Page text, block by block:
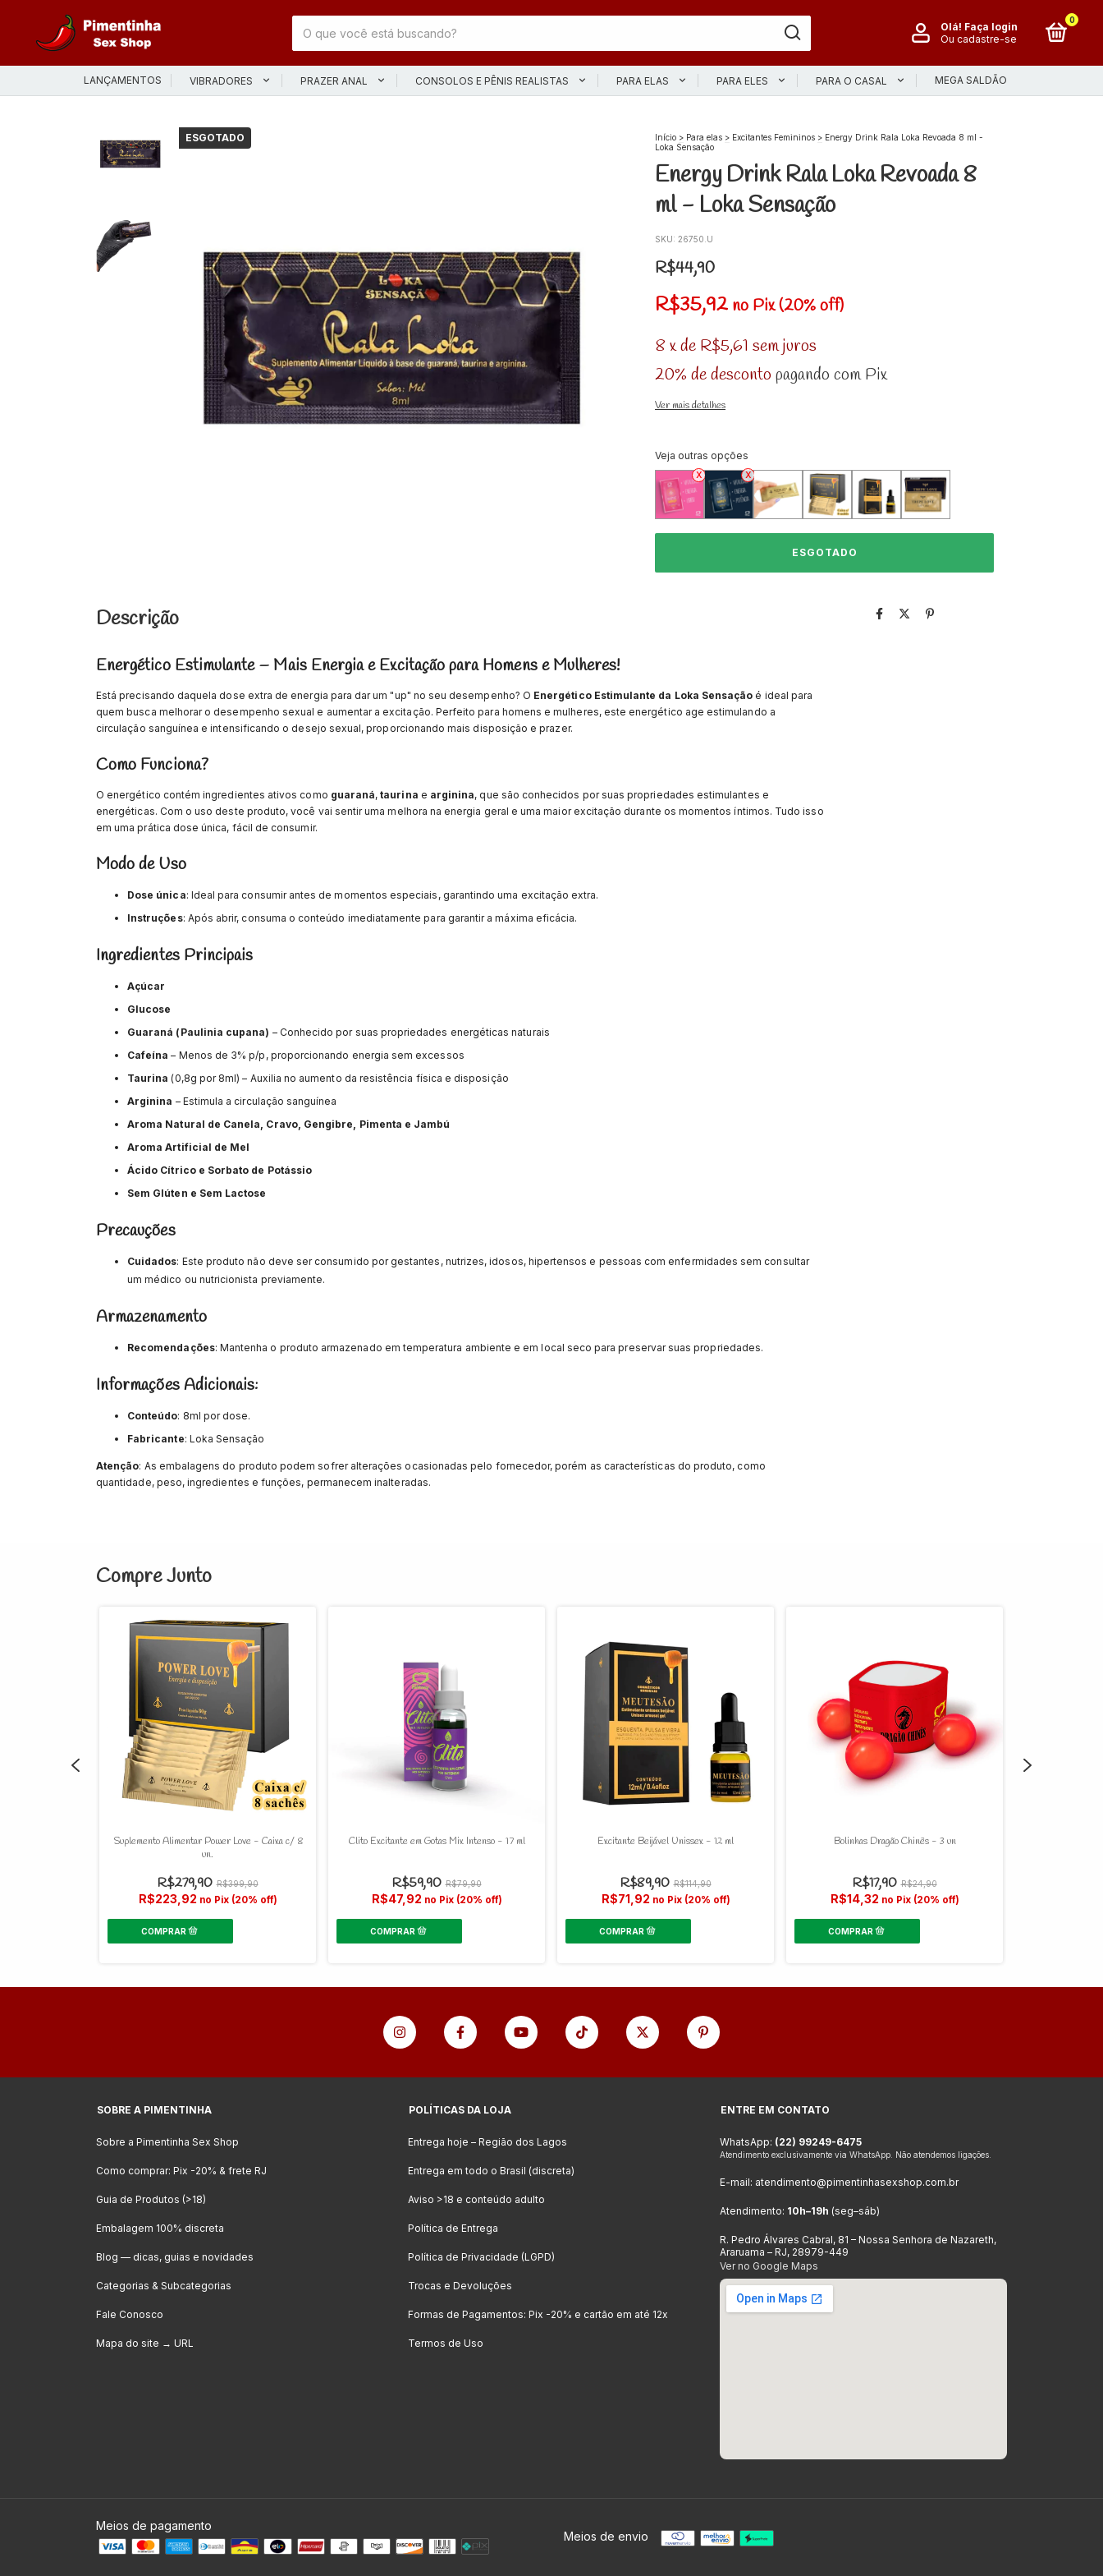
Olá! Faça login
Ou cadastre-se
0
LANÇAMENTOS VIBRADORES PRAZER ANAL CONSOLOS E PÊNIS REALISTAS PARA ELAS PARA ELES PARA O CASAL MEGA SALDÃO
ESGOTADO Início > Para elas > Excitantes Femininos > Energy Drink Rala Loka Revoada 8 ml -
Loka Sensação
Energy Drink Rala Loka Revoada 8
ml - Loka Sensação
SKU: 26750.U
R$44,90
R$35,92 no Pix (20% off)
8 xde R$5,61 sem juros
20% de desconto pagando com Pix
Ver mais detalhes
Veja outras opções
Descrição
Energético Estimulante – Mais Energia e Excitação para Homens e Mulheres!
Está precisando daquela dose extra de energia para dar um "up" no seu desempenho? O Energético Estimulante da Loka Sensação é ideal para
quem busca melhorar o desempenho sexual e aumentar a excitação. Perfeito para homens e mulheres, este energético age estimulando a
circulação sanguínea e intensificando o desejo sexual, proporcionando mais disposição e prazer.
Como Funciona?
O energético contém ingredientes ativos como guaraná,taurina e arginina, que são conhecidos por suas propriedades estimulantes e
energéticas. Com o uso deste produto, você vai sentir uma melhora na energia geral e uma maior excitação durante os momentos íntimos. Tudo isso
em uma prática dose única, fácil de consumir.
Modo de Uso
Dose única: Ideal para consumir antes de momentos especiais, garantindo uma excitação extra.
Instruções: Após abrir, consuma o conteúdo imediatamente para garantir a máxima eficácia.
Ingredientes Principais
Açúcar
Glucose
Guaraná (Paulinia cupana) – Conhecido por suas propriedades energéticas naturais
Cafeína – Menos de 3% p/p, proporcionando energia sem excessos
Taurina (0,8g por 8ml) – Auxilia no aumento da resistência física e disposição
Arginina – Estimula a circulação sanguínea
Aroma Natural de Canela, Cravo, Gengibre, Pimenta e Jambú
Aroma Artificial de Mel
Ácido Cítrico e Sorbato de Potássio
Sem Glúten e Sem Lactose
Precauções
Cuidados: Este produto não deve ser consumido por gestantes, nutrizes, idosos, hipertensos e pessoas com enfermidades sem consultar
um médico ou nutricionista previamente.
Armazenamento
Recomendações: Mantenha o produto armazenado em temperatura ambiente e em local seco para preservar suas propriedades.
Informações Adicionais:
Conteúdo: 8ml por dose.
Fabricante: Loka Sensação
Atenção: As embalagens do produto podem sofrer alterações ocasionadas pelo fornecedor, porém as características do produto, como
quantidade, peso, ingredientes e funções, permanecem inalteradas.
Compre Junto
Suplemento Alimentar Power Love - Caixa c/ 8
un.
R$279,90 R$399,90
R$223,92 no Pix (20% off)
Clito Excitante em Gotas Mix Intenso - 17 ml
R$59,90 R$79,90
R$47,92 no Pix (20% off)
Excitante Beijável Unissex - 12 ml
R$89,90 R$114,90
R$71,92 no Pix (20% off)
Bolinhas Dragão Chinês - 3 un
R$17,90 R$24,90
R$14,32 no Pix (20% off)
SOBRE A PIMENTINHA
Sobre a Pimentinha Sex Shop
Como comprar: Pix -20% & frete RJ
Guia de Produtos (>18)
Embalagem 100% discreta
Blog — dicas, guias e novidades
Categorias & Subcategorias
Fale Conosco
Mapa do site → URL
POLÍTICAS DA LOJA
Entrega hoje – Região dos Lagos
Entrega em todo o Brasil (discreta)
Aviso >18 e conteúdo adulto
Política de Entrega
Política de Privacidade (LGPD)
Trocas e Devoluções
Formas de Pagamentos: Pix -20% e cartão em até 12x
Termos de Uso
ENTRE EM CONTATO
WhatsApp: (22) 99249-6475
Atendimento exclusivamente via WhatsApp. Não atendemos ligações.
E-mail: atendimento@pimentinhasexshop.com.br
Atendimento: 10h–19h (seg–sáb)
R. Pedro Álvares Cabral, 81 – Nossa Senhora de Nazareth,
Araruama – RJ, 28979-449
Ver no Google Maps
Meios de pagamento
Meios de envio